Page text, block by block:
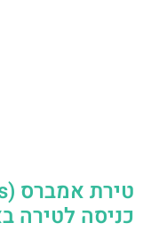
כניסה לטירה